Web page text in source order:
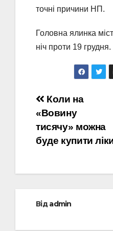
точні причини НП.
Головна ялинка
ніч проти 19 грудня.
Навігація
записів
Коли на
«Вовину
тисячу» можна
буде купити
Відadmin